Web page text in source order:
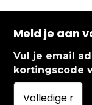
Meld je aan
Vul je email
kortingscode